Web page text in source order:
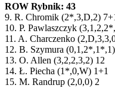
ROW Rybnik: 43
9. R. Chromik (2*,3,D,2)
10. P. Pawlaszczyk
11. A. Charczenko
12. B. Szymura
13. O. Allen (3,2,2,3,2) 12
14. Ł. Piecha (1*,0,W) 1+1
15. M. Randrup (2,0,0) 2